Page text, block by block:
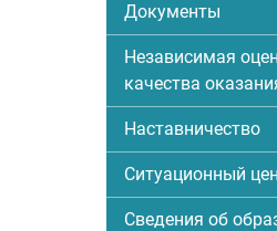
Документы
Независимая
качества
Наставничество
Ситуационный
Сведения об